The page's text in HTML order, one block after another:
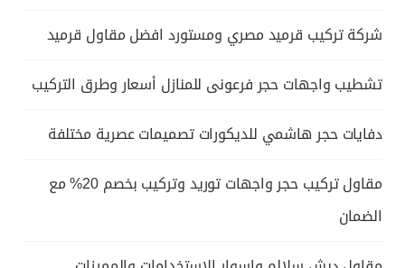
شركة تركيب قرميد مصري ومستورد افضل مقاول قرميد
تشطيب واجهات حجر فرعونى للمنازل أسعار وطرق التركيب
دفايات حجر هاشمي للديكورات تصميمات عصرية مختلفة
مقاول تركيب حجر واجهات توريد وتركيب بخصم 20% مع
الضمان